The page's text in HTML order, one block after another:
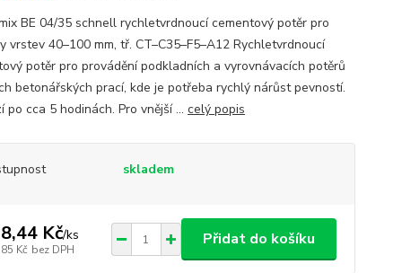
BE 04/35 schnell rychletvrdnoucí cementový potěr pro
vrstev 40–100 mm, tř. CT–C35–F5–A12 Rychletvrdnoucí
potěr pro provádění podkladních a vyrovnávacích potěrů
betonářských prací, kde je potřeba rychlý nárůst pevností.
po cca 5 hodinách. Pro vnější ... celý popis
skladem
Kč/ks
Kč bez DPH
Přidat do košíku